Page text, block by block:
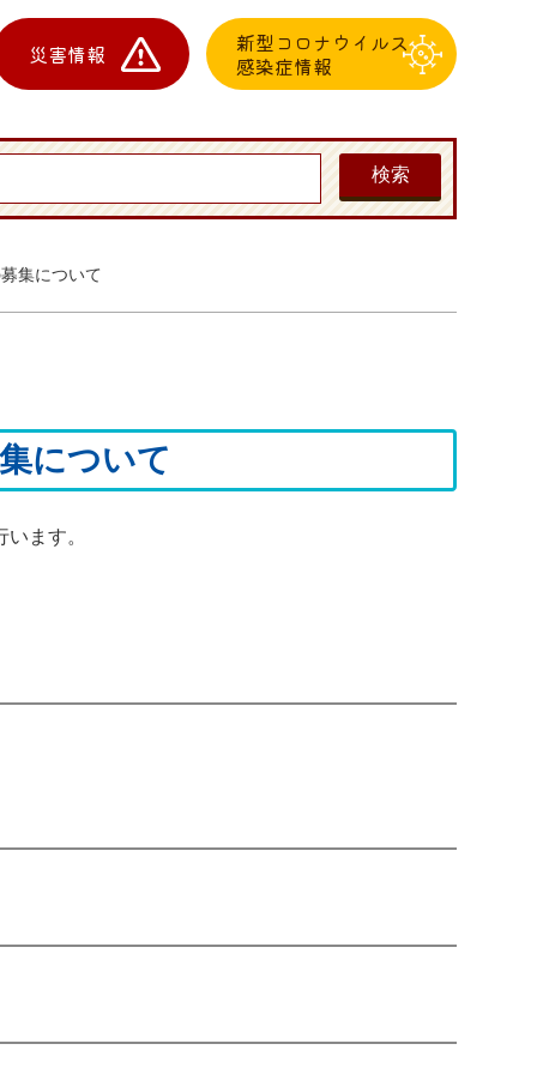
災害情報
新型コロナウイルス
感染症情報
集について
について
ます。